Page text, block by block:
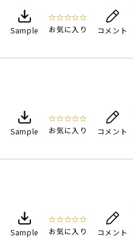
Sample
☆☆☆☆☆
お気に入り
コメント
Sample
☆☆☆☆☆
お気に入り
コメント
Sample
☆☆☆☆☆
お気に入り
コメント